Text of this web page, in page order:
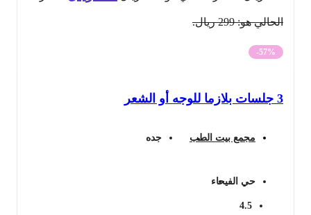
الحالي هو: 299 ريال.
-57%
مجمع بيت الطب جده
حي الفيحاء
4.5